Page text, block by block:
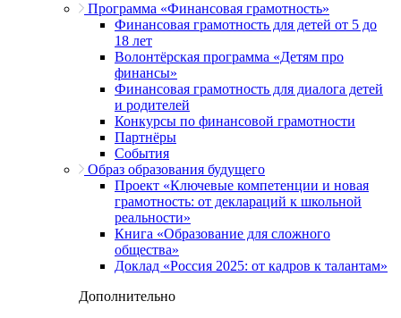
Программа «Финансовая грамотность»
Финансовая грамотность для детей от 5 до
18 лет
Волонтёрская программа «Детям про
финансы»
Финансовая грамотность для диалога детей
и родителей
Конкурсы по финансовой грамотности
Партнёры
События
Образ образования будущего
Проект «Ключевые компетенции и новая
грамотность: от деклараций к школьной
реальности»
Книга «Образование для сложного
общества»
Доклад «Россия 2025: от кадров к талантам»
Дополнительно